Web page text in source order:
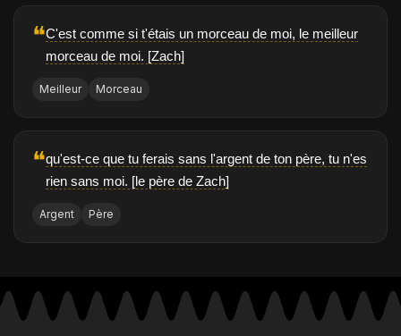
❝C'est comme si t'étais un morceau de moi, le meilleur
morceau de moi. [Zach]
Meilleur Morceau
❝qu'est-ce que tu ferais sans l'argent de ton père, tu n'es
rien sans moi. [le père de Zach]
Argent Père